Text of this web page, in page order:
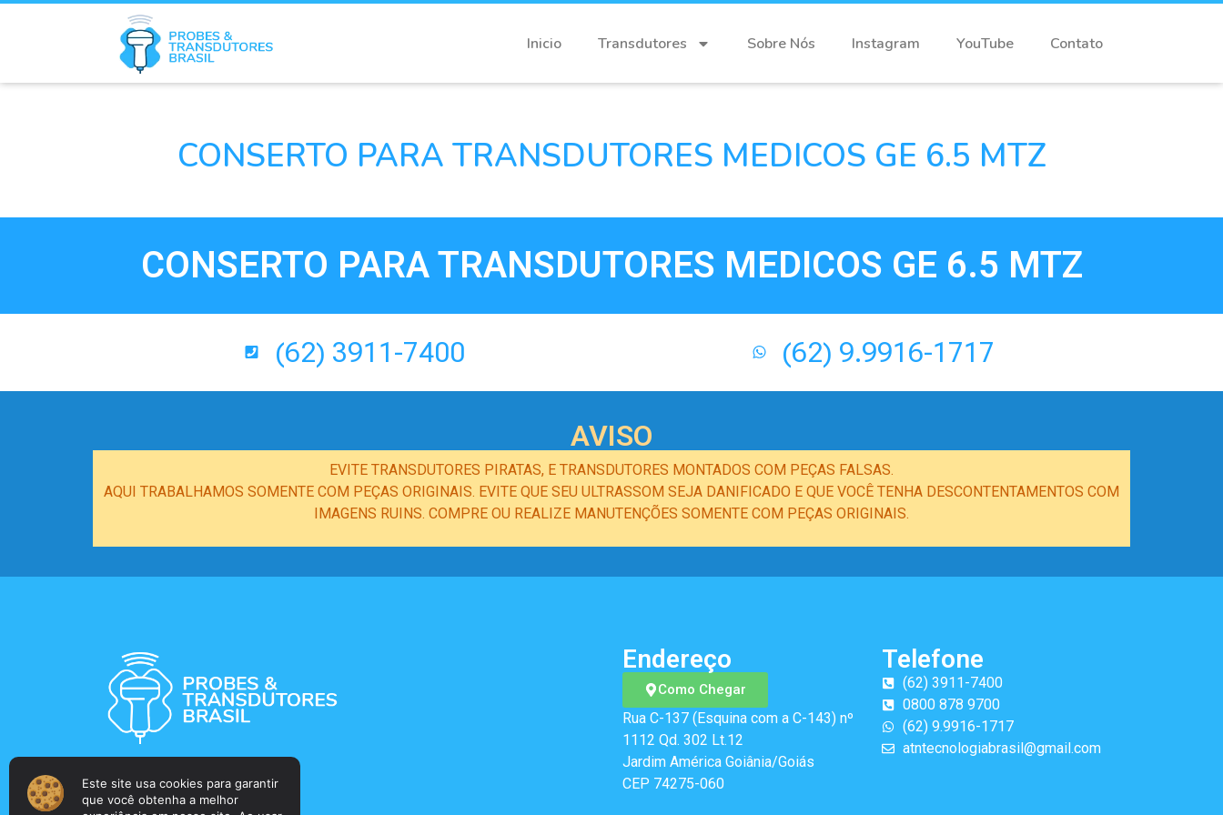
Inicio Transdutores Sobre Nós Instagram YouTube Contato
Este site usa cookies para garantir
que você obtenha a melhor
CONSERTO PARA TRANSDUTORES MEDICOS GE 6.5 MTZ
CONSERTO PARA TRANSDUTORES MEDICOS GE 6.5 MTZ
(62) 3911-7400 (62) 9.9916-1717
AVISO
EVITE TRANSDUTORES PIRATAS, E TRANSDUTORES MONTADOS COM PEÇAS FALSAS.
AQUI TRABALHAMOS SOMENTE COM PEÇAS ORIGINAIS. EVITE QUE SEU ULTRASSOM SEJA DANIFICADO E QUE VOCÊ TENHA DESCONTENTAMENTOS COM
IMAGENS RUINS. COMPRE OU REALIZE MANUTENÇÕES SOMENTE COM PEÇAS ORIGINAIS.
Como Chegar
Rua C-137 (Esquina com a C-143) nº
1112 Qd. 302 Lt.12
Jardim América Goiânia/Goiás
CEP 74275-060
Endereço
(62) 3911-7400
0800 878 9700
(62) 9.9916-1717
atntecnologiabrasil@gmail.com
Telefone